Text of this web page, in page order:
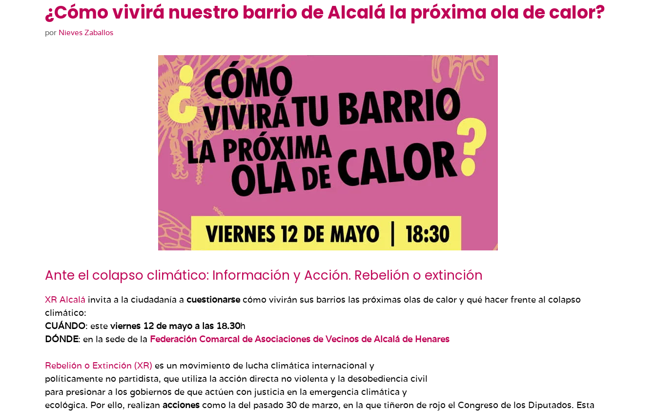
¿Cómo vivirá nuestro barrio de Alcalá la próxima ola de calor?
por Nieves Zaballos
Ante el colapso climático: Información y Acción. Rebelión o extinción
XR Alcalá invita a la ciudadanía a cuestionarsecómo vivirán sus barrios las próximas olas de calor y qué hacer frente al colapso
climático:
CUÁNDO: este viernes 12 de mayo a las 18.30h
DÓNDE: en la sede de la Federación Comarcal de Asociaciones de Vecinos de Alcalá de Henares
Rebelión o Extinción (XR) es un movimiento de lucha climática internacional y
políticamente no partidista, que utiliza la acción directa no violenta y la desobediencia civil
para presionar a los gobiernos de que actúen con justicia en la emergencia climática y
ecológica. Por ello, realizan acciones como la del pasado 30 de marzo, en la que tiñeron de rojo el Congreso de los Diputados. Esta